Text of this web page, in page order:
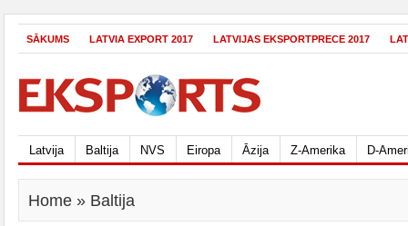
SĀKUMS LATVIA EXPORT 2017 LATVIJAS EKSPORTPRECE 2017
Latvija Baltija NVS Eiropa Āzija Z-Amerika D-
Home » Baltija